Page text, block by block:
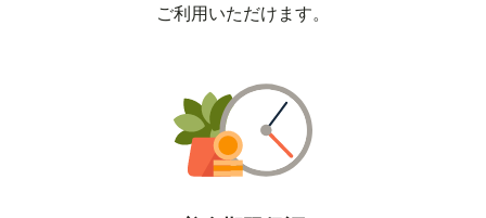
ご利用いただけます。